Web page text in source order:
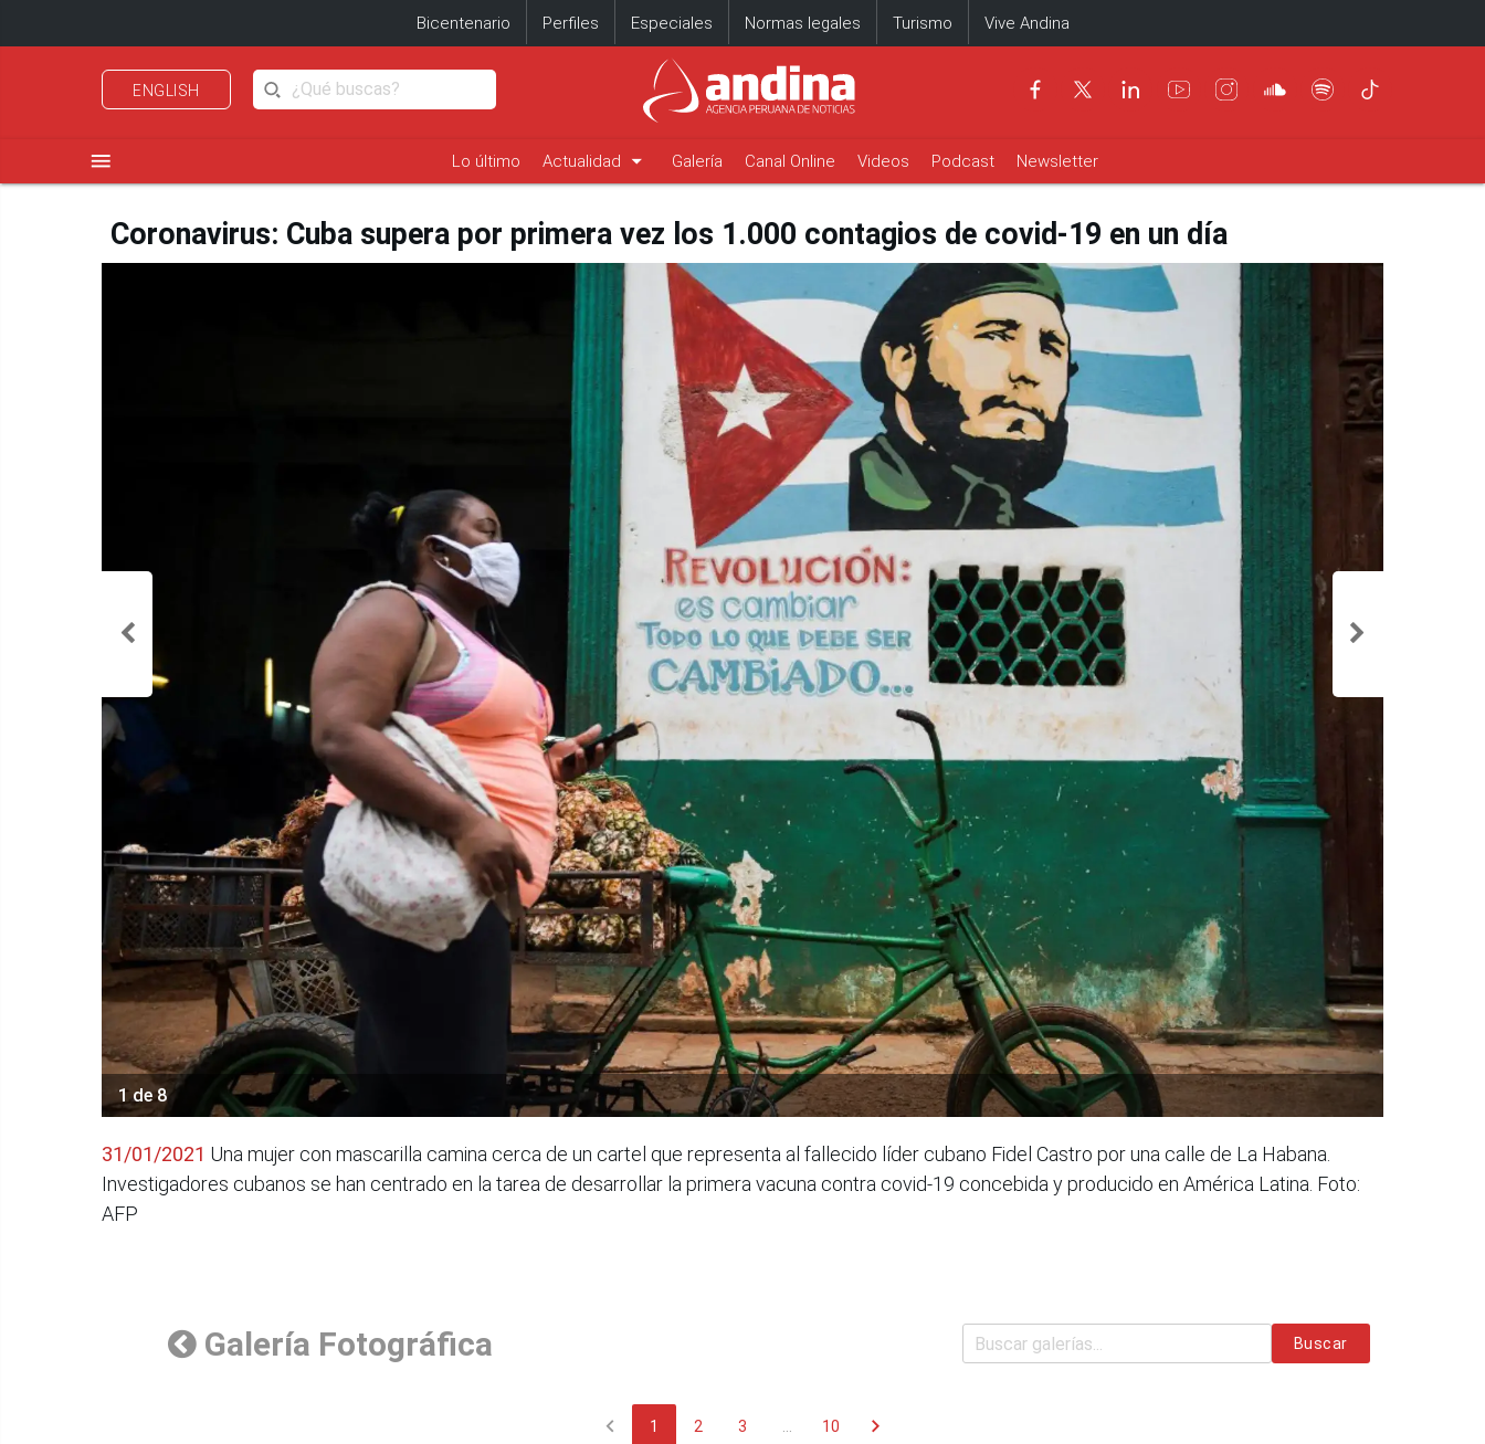
Bicentenario Perfiles Especiales Normas legales Turismo Vive Andina
ENGLISH
menu Lo último Actualidad arrow_drop_down Galería Canal Online Videos Podcast Newsletter
Coronavirus: Cuba supera por primera vez los 1.000 contagios de covid-19 en un día
1 de 8
31/01/2021 Una mujer con mascarilla camina cerca de un cartel que representa al fallecido líder cubano Fidel Castro por una calle de La Habana.
Investigadores cubanos se han centrado en la tarea de desarrollar la primera vacuna contra covid-19 concebida y producido en América Latina. Foto:
AFP
Galería Fotográfica Buscar
chevron_left 1 2 3 ... 10 chevron_right